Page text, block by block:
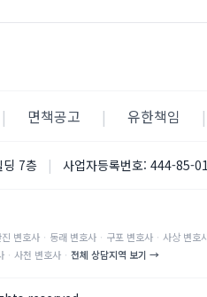
| 면책공고 | 유한책임 |
딩 7층 | 사업자등록번호: 444-85-
변호사 · 동래 변호사 · 구포 변호사 · 사상 변호
· 사천 변호사 · 전체 상담지역 보기 →